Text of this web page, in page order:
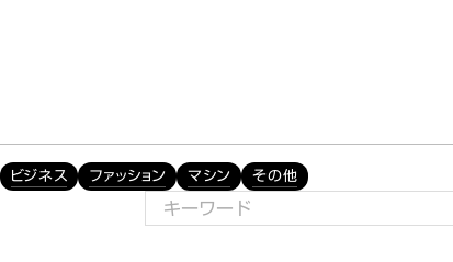
ビジネス ファッション マシン その他